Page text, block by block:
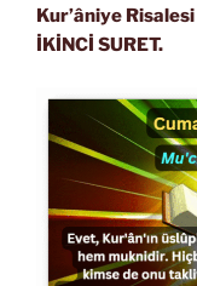
Kur’âniye Risalesi
İKİNCİ SURET.